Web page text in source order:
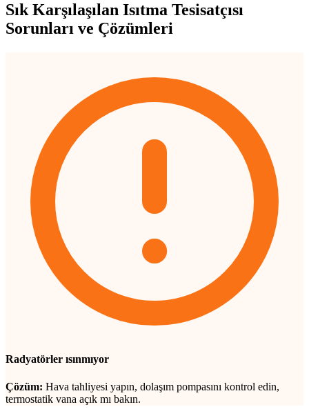
Sık Karşılaşılan Isıtma Tesisatçısı
Sorunları ve Çözümleri
Radyatörler ısınmıyor
Çözüm: Hava tahliyesi yapın, dolaşım pompasını kontrol edin,
termostatik vana açık mı bakın.